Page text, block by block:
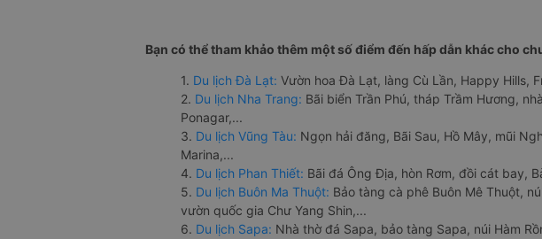
Bạn có thể tham khảo thêm một số điểm đến hấp dẫn khác cho
1. Du lịch Đà Lạt: Vườn hoa Đà Lạt, làng Cù Lần, Happy Hills,
2. Du lịch Nha Trang: Bãi biển Trần Phú, tháp Trầm Hương,
Ponagar,...
3. Du lịch Vũng Tàu: Ngọn hải đăng, Bãi Sau, Hồ Mây, mũi
Marina,...
4. Du lịch Phan Thiết: Bãi đá Ông Địa, hòn Rơm, đồi cát bay,
5. Du lịch Buôn Ma Thuột: Bảo tàng cà phê Buôn Mê Thuột,
vườn quốc gia Chư Yang Shin,...
6. Du lịch Sapa: Nhà thờ đá Sapa, bảo tàng Sapa, núi Hàm